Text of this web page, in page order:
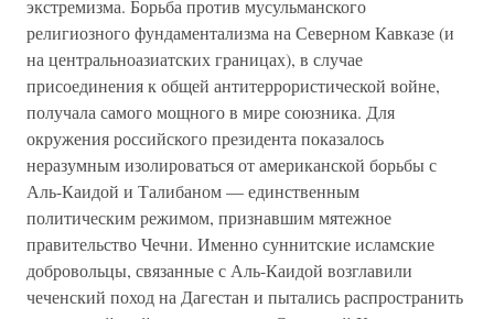
экстремизма. Борьба против мусульманского
религиозного фундаментализма на Северном Кавказе (и
на центральноазиатских границах), в случае
присоединения к общей антитеррористической войне,
получала самого мощного в мире союзника. Для
окружения российского президента показалось
неразумным изолироваться от американской борьбы с
Аль-Каидой и Талибаном — единственным
политическим режимом, признавшим мятежное
правительство Чечни. Именно суннитские исламские
добровольцы, связанные с Аль-Каидой возглавили
чеченский поход на Дагестан и пытались распространить